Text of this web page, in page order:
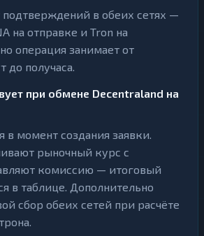
подтверждений в обеих сетях —
на отправке и Tron на
операция занимает от
до получаса.
при обмене Decentraland на
в момент создания заявки.
рыночный курс с
комиссию — итоговый
в таблице. Дополнительно
сбор обеих сетей при расчёте